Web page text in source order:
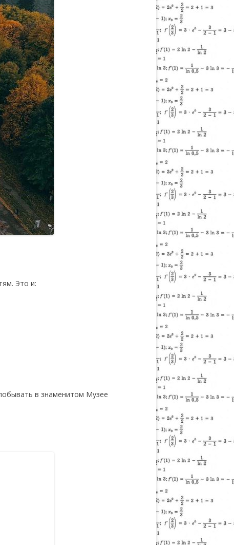
Это и:
в знаменитом Музее